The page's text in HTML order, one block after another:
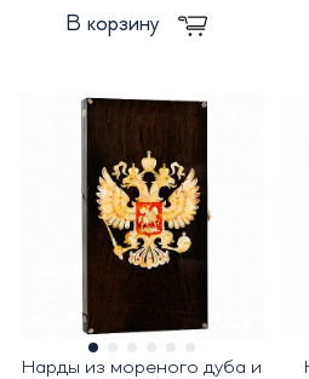
В корзину
Нарды из мореного дуба и